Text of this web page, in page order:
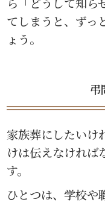
てしまうと、ずっ
ょう。
弔
家族葬にしたいけ
けは伝えなければ
す。
ひとつは、学校や